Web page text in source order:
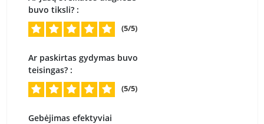
buvo tiksli? :
(5/5)
Ar paskirtas gydymas buvo
teisingas? :
(5/5)
Gebėjimas efektyviai